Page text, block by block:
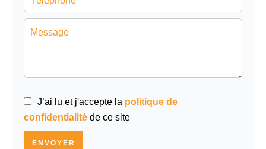
J’ai lu et j'accepte la politique de
confidentialité de ce site
ENVOYER